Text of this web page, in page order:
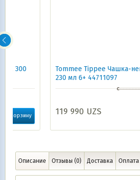
Tommee Tippee Чашка-
230 мл 6+ 44711097
119 990 UZS
Описание Отзывы (0) Доставка Оплата